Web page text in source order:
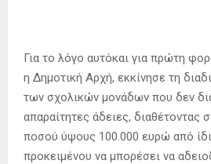
Για το λόγο αυτόκαι για πρώτη
η Δημοτική Αρχή, εκκίνησε τη
των σχολικών μονάδων που δεν
απαραίτητες άδειες, διαθέτοντας
ποσού ύψους 100.000 ευρώ από
προκειμένου να μπορέσει να